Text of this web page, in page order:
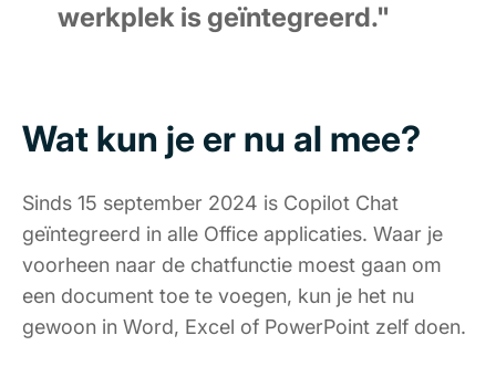
werkplek is geïntegreerd."
Wat kun je er nu al mee?
Sinds 15 september 2024 is Copilot Chat
geïntegreerd in alle Office applicaties. Waar je
voorheen naar de chatfunctie moest gaan om
een document toe te voegen, kun je het nu
gewoon in Word, Excel of PowerPoint zelf doen.